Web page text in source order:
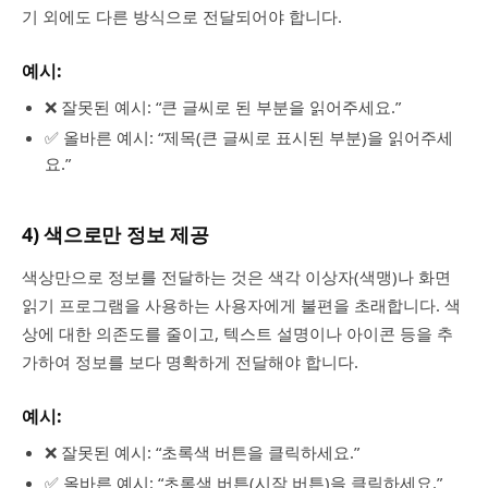
기 외에도 다른 방식으로 전달되어야 합니다.
예시:
❌ 잘못된 예시: “큰 글씨로 된 부분을 읽어주세요.”
✅ 올바른 예시: “제목(큰 글씨로 표시된 부분)을 읽어주세
요.”
4) 색으로만 정보 제공
색상만으로 정보를 전달하는 것은 색각 이상자(색맹)나 화면
읽기 프로그램을 사용하는 사용자에게 불편을 초래합니다. 색
상에 대한 의존도를 줄이고, 텍스트 설명이나 아이콘 등을 추
가하여 정보를 보다 명확하게 전달해야 합니다.
예시:
❌ 잘못된 예시: “초록색 버튼을 클릭하세요.”
✅ 올바른 예시: “초록색 버튼(시작 버튼)을 클릭하세요.”